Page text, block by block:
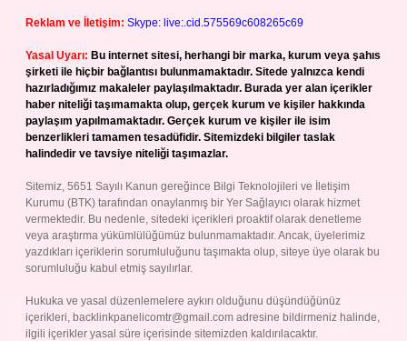
Reklam ve İletişim: Skype: live:.cid.575569c608265c69
Yasal Uyarı: Bu internet sitesi, herhangi bir marka, kurum veya şahıs
şirketi ile hiçbir bağlantısı bulunmamaktadır. Sitede yalnızca kendi
hazırladığımız makaleler paylaşılmaktadır. Burada yer alan içerikler
haber niteliği taşımamakta olup, gerçek kurum ve kişiler hakkında
paylaşım yapılmamaktadır. Gerçek kurum ve kişiler ile isim
benzerlikleri tamamen tesadüfidir. Sitemizdeki bilgiler taslak
halindedir ve tavsiye niteliği taşımazlar.
Sitemiz, 5651 Sayılı Kanun gereğince Bilgi Teknolojileri ve İletişim
Kurumu (BTK) tarafından onaylanmış bir Yer Sağlayıcı olarak hizmet
vermektedir. Bu nedenle, sitedeki içerikleri proaktif olarak denetleme
veya araştırma yükümlülüğümüz bulunmamaktadır. Ancak, üyelerimiz
yazdıkları içeriklerin sorumluluğunu taşımakta olup, siteye üye olarak bu
sorumluluğu kabul etmiş sayılırlar.
Hukuka ve yasal düzenlemelere aykırı olduğunu düşündüğünüz
içerikleri, backlinkpanelicomtr@gmail.com adresine bildirmeniz halinde,
ilgili içerikler yasal süre içerisinde sitemizden kaldırılacaktır.